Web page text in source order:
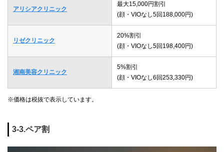
アリシアクリニック
最大15,000円割引
(顔・VIOなし5回188,000円)
リゼクリニック
20%割引
(顔・VIOなし5回198,400円)
湘南美容クリニック
5%割引
(顔・VIOなし6回253,330円)
※価格は税抜で表示しています。
3-3.ペア割